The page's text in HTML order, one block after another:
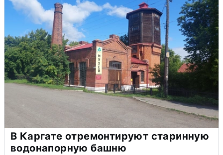
В Каргате отремонтируют старинную
водонапорную башню